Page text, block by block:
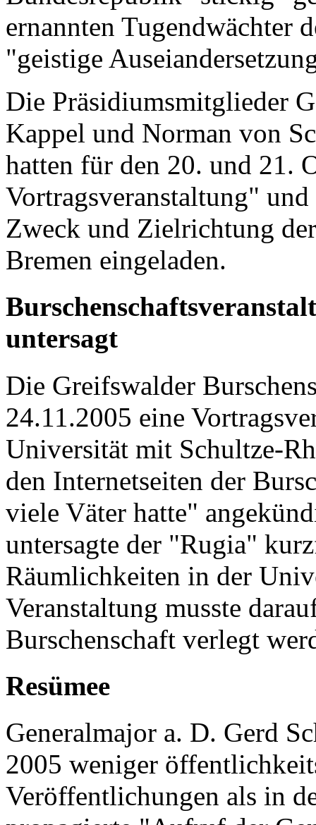
ernannten Tugendwächter
"geistige
Die Präsidiumsmitglieder
Kappel und Norman von
hatten für den 20. und 21.
Vortragsveranstaltung"
Zweck und Zielrichtung
Bremen eingeladen.
untersagt
Die Greifswalder
24.11.2005 eine
Universität mit Schultze-
den Internetseiten der
viele Väter hatte"
untersagte der "Rugia"
Räumlichkeiten in der
Veranstaltung musste
Burschenschaft verlegt
Resümee
Generalmajor a. D. Gerd
2005 weniger
Veröffentlichungen als in